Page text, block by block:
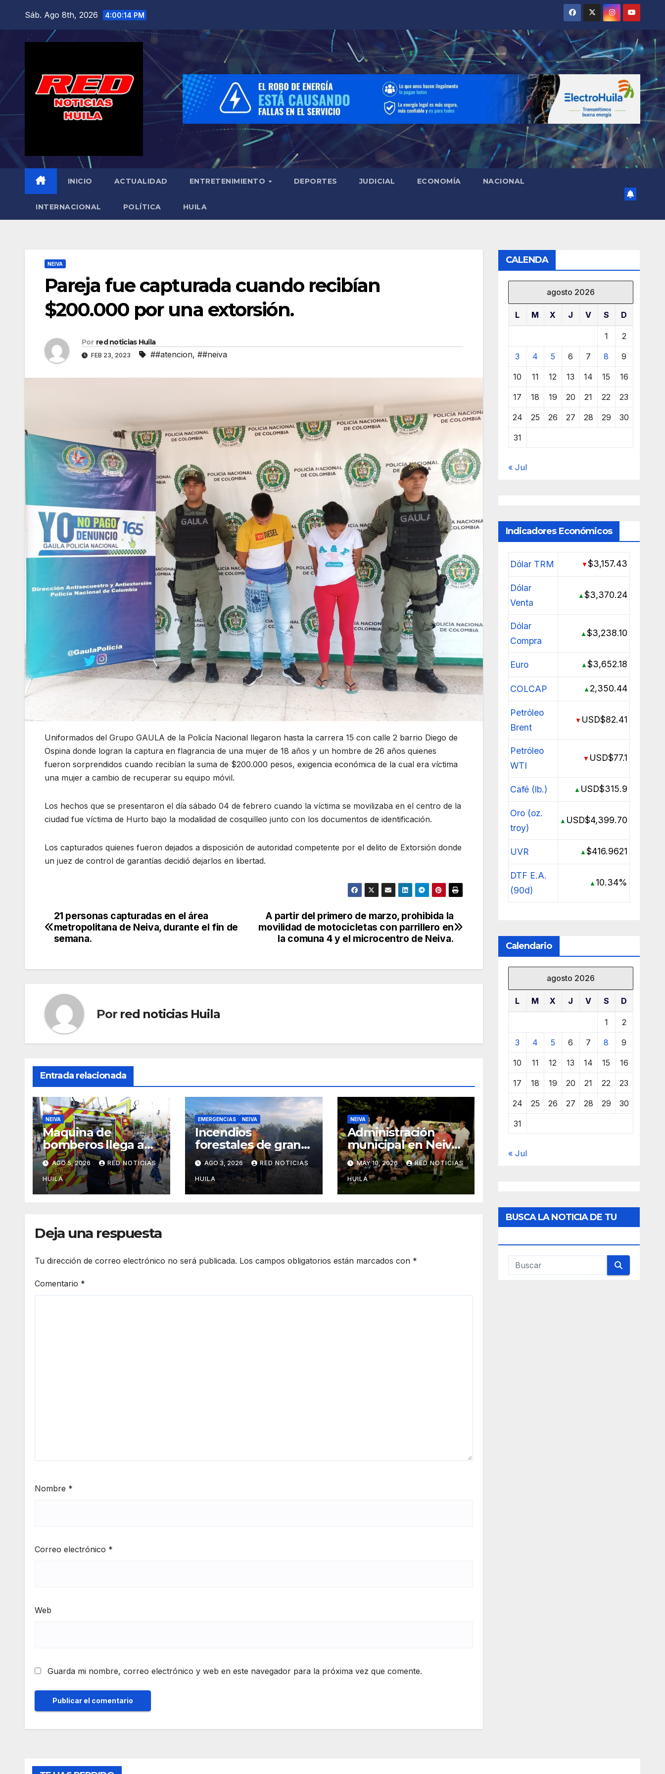
contenido
Sáb. Ago 8th, 2026 4:00:16 PM
INICIO ACTUALIDAD ENTRETENIMIENTO DEPORTES JUDICIAL ECONOMÍA NACIONAL
INTERNACIONAL POLÍTICA HUILA
NEIVA
Pareja fue capturada cuando recibían
$200.000 por una extorsión.
Por red noticias Huila
FEB 23, 2023 ##atencion, ##neiva
Uniformados del Grupo GAULA de la Policía Nacional llegaron hasta la carrera 15 con calle 2 barrio Diego de
Ospina donde logran la captura en flagrancia de una mujer de 18 años y un hombre de 26 años quienes
fueron sorprendidos cuando recibían la suma de $200.000 pesos, exigencia económica de la cual era víctima
una mujer a cambio de recuperar su equipo móvil.
Los hechos que se presentaron el día sábado 04 de febrero cuando la víctima se movilizaba en el centro de la
ciudad fue víctima de Hurto bajo la modalidad de cosquilleo junto con los documentos de identificación.
Los capturados quienes fueron dejados a disposición de autoridad competente por el delito de Extorsión donde
un juez de control de garantías decidió dejarlos en libertad.
Navegación
de
A partir del primero de marzo, prohibida la
movilidad de motocicletas con parrillero en
la comuna 4 y el microcentro de Neiva.
21 personas capturadas en el área
metropolitana de Neiva, durante el fin de
semana.
Por red noticias Huila
Entrada relacionada
NEIVA
Maquina de
bomberos llega a
Neiva para
fortalecer la
asistencia en las
emergencias
AGO 5, 2026 RED NOTICIAS
HUILA
EMERGENCIAS NEIVA
Incendios
forestales de gran
magnitud tienen en
alerta a los
neivanos.
Autoridades piden
AGO 3, 2026 RED NOTICIAS
HUILA
NEIVA
Administración
municipal en Neiva
recupera cancha
sintética de Las
Brisas
MAY 10, 2026 RED NOTICIAS
HUILA
Deja una respuesta
Tu dirección de correo electrónico no será publicada. Los campos obligatorios están marcados con *
Comentario *
Nombre *
Correo electrónico *
Web
Guarda mi nombre, correo electrónico y web en este navegador para la próxima vez que comente.
CALENDA
agosto 2026
L M X J V S D
1 2
3 4 5 6 7 8 9
10 11 12 13 14 15 16
17 18 19 20 21 22 23
24 25 26 27 28 29 30
31
« Jul
Indicadores Económicos
Dólar TRM ▼$3,157.43
Dólar
Venta
▲$3,370.24
Dólar
Compra
▲$3,238.10
Euro ▲$3,652.18
COLCAP ▲ 2,350.44
Petróleo
Brent
▼ USD$82.41
Petróleo
WTI
▼ USD$77.1
Café (lb.) ▲ USD$315.9
Oro (oz.
troy)
▲ USD$4,399.70
UVR ▲$416.9621
DTF E.A.
(90d)
▲ 10.34%
Calendario
agosto 2026
L M X J V S D
1 2
3 4 5 6 7 8 9
10 11 12 13 14 15 16
17 18 19 20 21 22 23
24 25 26 27 28 29 30
31
« Jul
BUSCA LA NOTICIA DE TU